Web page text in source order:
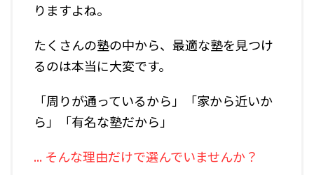
りますよね。
たくさんの塾の中から、最適な塾を見つけ
るのは本当に大変です。
「周りが通っているから」「家から近いか
ら」「有名な塾だから」
... そんな理由だけで選んでいませんか？